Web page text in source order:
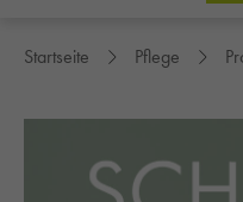
Startseite Pflege